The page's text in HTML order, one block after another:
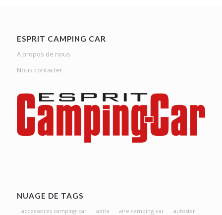
ESPRIT CAMPING CAR
A propos de nous
Nous contacter
NUAGE DE TAGS
accessoires camping-car adria aire camping-car
autostar